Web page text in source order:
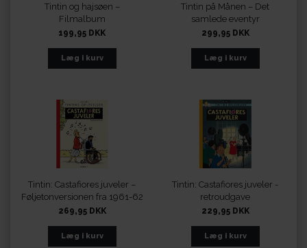
Tintin og hajsøen –
Filmalbum
199,95 DKK
Tintin på Månen – Det
samlede eventyr
299,95 DKK
Tintin: Castafiores juveler –
Føljetonversionen fra 1961-62
269,95 DKK
Tintin: Castafiores juveler -
retroudgave
229,95 DKK